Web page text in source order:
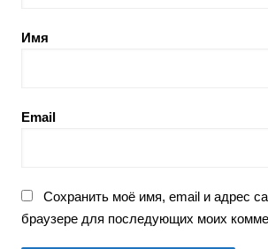
Имя
Email
Сохранить моё имя, email и адрес
браузере для последующих моих